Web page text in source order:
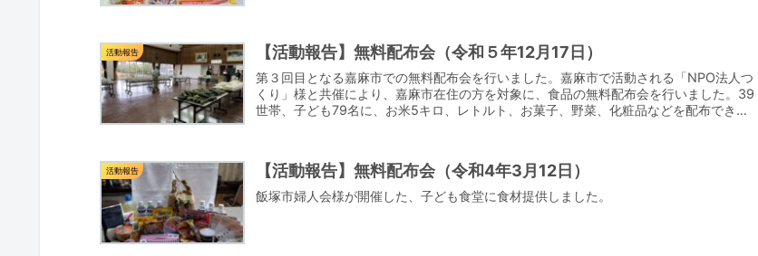
活動報告 【活動報告】無料配布会（令和５年12月17日）
第３回目となる嘉麻市での無料配布会を行いました。嘉麻市で活動される「NPO法人つ
くり」様と共催により、嘉麻市在住の方を対象に、食品の無料配布会を行いました。39
世帯、子ども79名に、お米5キロ、レトルト、お菓子、野菜、化粧品などを配布でき
活動報告 【活動報告】無料配布会（令和4年3月12日）
飯塚市婦人会様が開催した、子ども食堂に食材提供しました。